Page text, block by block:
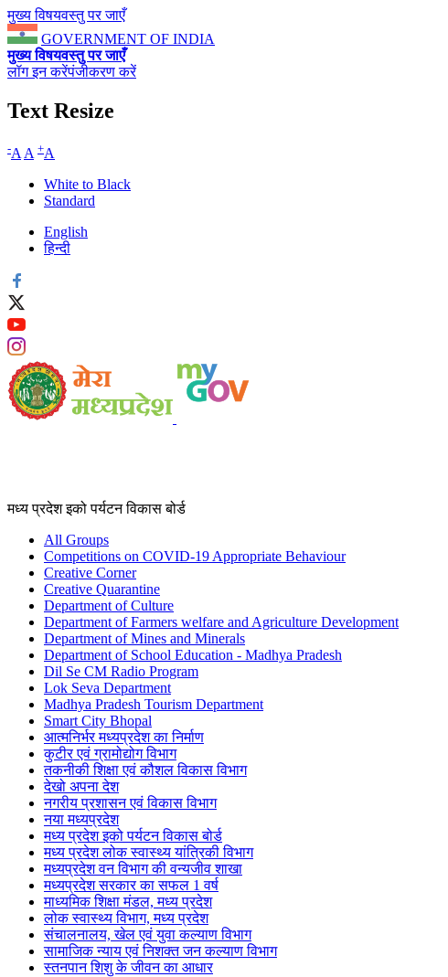
मुख्य विषयवस्तु पर जाएँ
GOVERNMENT OF INDIA
मुख्य विषयवस्तु पर जाएँ
लॉग इन करेंपंजीकरण करें
Text Resize
-A A +A
White to Black
Standard
English
हिन्दी
मध्य प्रदेश इको पर्यटन विकास बोर्ड
All Groups
Competitions on COVID-19 Appropriate Behaviour
Creative Corner
Creative Quarantine
Department of Culture
Department of Farmers welfare and Agriculture Development
Department of Mines and Minerals
Department of School Education - Madhya Pradesh
Dil Se CM Radio Program
Lok Seva Department
Madhya Pradesh Tourism Department
Smart City Bhopal
आत्मनिर्भर मध्यप्रदेश का निर्माण
कुटीर एवं ग्रामोद्योग विभाग
तकनीकी शिक्षा एवं कौशल विकास विभाग
देखो अपना देश
नगरीय प्रशासन एवं विकास विभाग
नया मध्यप्रदेश
मध्य प्रदेश इको पर्यटन विकास बोर्ड
मध्य प्रदेश लोक स्वास्थ्य यांत्रिकी विभाग
मध्यप्रदेश वन विभाग की वन्यजीव शाखा
मध्यप्रदेश सरकार का सफल 1 वर्ष
माध्यमिक शिक्षा मंडल, मध्य प्रदेश
लोक स्वास्थ्य विभाग, मध्य प्रदेश
संचालनालय, खेल एवं युवा कल्याण विभाग
सामाजिक न्याय एवं निशक्त जन कल्याण विभाग
स्तनपान शिशु के जीवन का आधार